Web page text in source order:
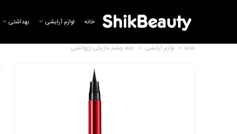
خانه لوازم آرایشی بهداشتی
خانه > لوازم آرایشی > خط چشم ماژیکی ژیوانشی
کرم کامپکت اسکین پرفکتو
ژیوانشی
24,141,642 تومان